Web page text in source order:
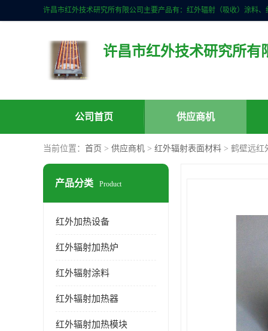
许昌市红外技术研究所有
公司首页 供应商机
当前位置： 首页 > 供应商机 > 红外辐射表面材料 > 鹤壁远红
产品分类 Product
红外加热设备
红外辐射加热炉
红外辐射涂料
红外辐射加热器
红外辐射加热模块